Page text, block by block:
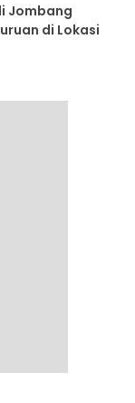
Jombang
di Lokasi